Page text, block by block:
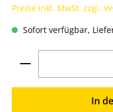
Preise inkl. MwSt. zzgl.
Sofort verfügbar,
Produkt
In